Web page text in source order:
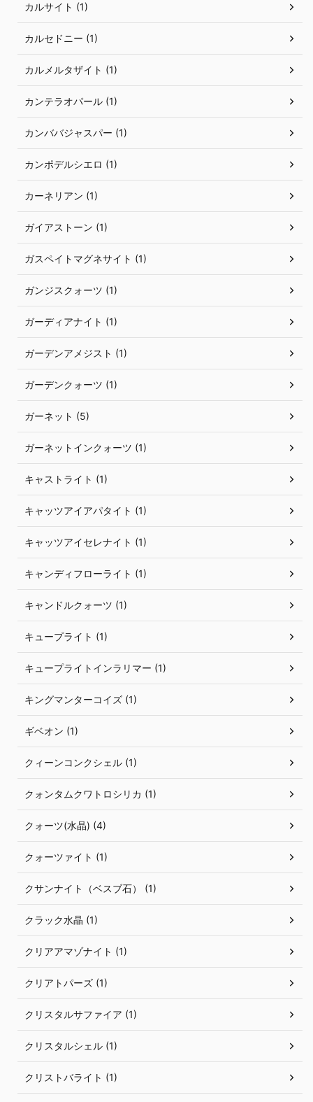
カルサイト (1)
カルセドニー (1)
カルメルタザイト (1)
カンテラオパール (1)
カンババジャスパー (1)
カンポデルシエロ (1)
カーネリアン (1)
ガイアストーン (1)
ガスペイトマグネサイト (1)
ガンジスクォーツ (1)
ガーディアナイト (1)
ガーデンアメジスト (1)
ガーデンクォーツ (1)
ガーネット (5)
ガーネットインクォーツ (1)
キャストライト (1)
キャッツアイアパタイト (1)
キャッツアイセレナイト (1)
キャンディフローライト (1)
キャンドルクォーツ (1)
キュープライト (1)
キュープライトインラリマー (1)
キングマンターコイズ (1)
ギベオン (1)
クィーンコンクシェル (1)
クォンタムクワトロシリカ (1)
クォーツ(水晶) (4)
クォーツァイト (1)
クサンナイト（ベスブ石） (1)
クラック水晶 (1)
クリアアマゾナイト (1)
クリアトパーズ (1)
クリスタルサファイア (1)
クリスタルシェル (1)
クリストバライト (1)